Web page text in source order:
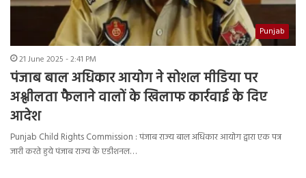
Punjab
21 June 2025 - 2:41 PM
पंजाब बाल अधिकार आयोग ने सोशल मीडिया पर
अश्लीलता फैलाने वालों के खिलाफ कार्रवाई के दिए
आदेश
Punjab Child Rights Commission : पंजाब राज्य बाल अधिकार आयोग द्वारा एक पत्र
जारी करते हुये पंजाब राज्य के एडीशनल…